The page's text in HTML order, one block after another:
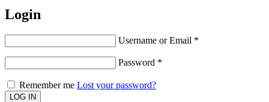
Login
Username or Email *
Password *
Remember me Lost your password?